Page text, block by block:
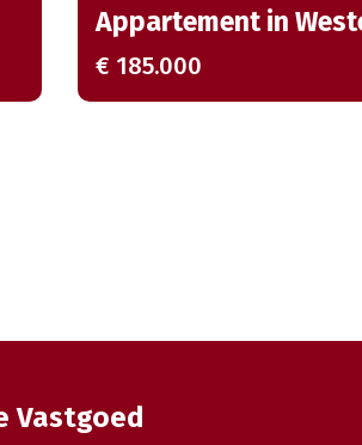
Appartement in
€ 185.000
Vastgoed